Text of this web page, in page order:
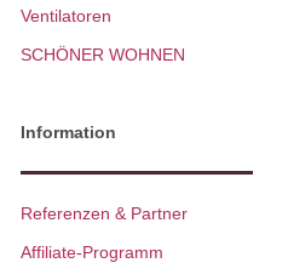
Ventilatoren
SCHÖNER WOHNEN
Information
Referenzen & Partner
Affiliate-Programm